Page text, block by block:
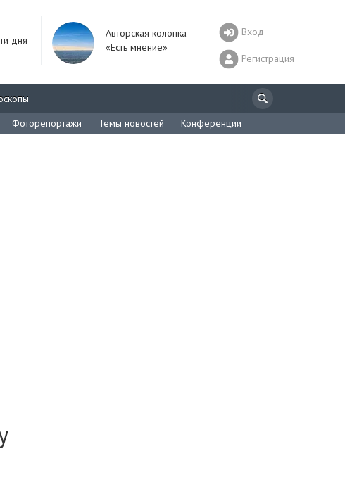
дня
Авторская колонка
«Есть мнение»
Вход
Регистрация
Фоторепортажи Темы новостей Конференции